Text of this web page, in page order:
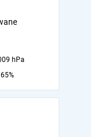
hPa
65%